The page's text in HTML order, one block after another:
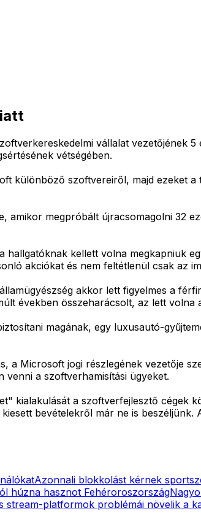
vállalat vezetőjének
vétségében.
különböző szoftvereiről, majd ezeket
megpróbált újracsomagolni 32
kellett volna megkapniuk
akciókat és nem feltétlenül csak az
akkor lett figyelmes a
években összeharácsolt, az lett
magának, egy luxusautó-
a Microsoft jogi részlegének vezetője
a szoftverhamisítási ügyeket.
kialakulását a szoftverfejlesztő cégek
bevételekről már ne is
Azonnali blokkolást kérnek
húzna hasznot Fehéroroszország
stream-platformok problémái növelik a